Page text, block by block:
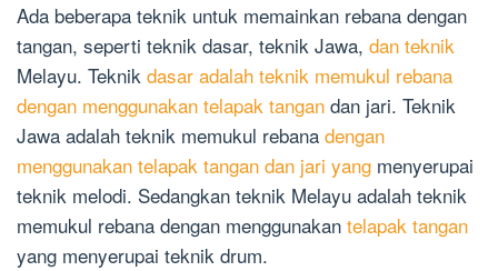
Ada beberapa teknik untuk memainkan rebana dengan
tangan, seperti teknik dasar, teknik Jawa, dan teknik
Melayu. Teknik dasar adalah teknik memukul rebana
dengan menggunakan telapak tangan dan jari. Teknik
Jawa adalah teknik memukul rebana dengan
menggunakan telapak tangan dan jari yang menyerupai
teknik melodi. Sedangkan teknik Melayu adalah teknik
memukul rebana dengan menggunakan telapak tangan
yang menyerupai teknik drum.